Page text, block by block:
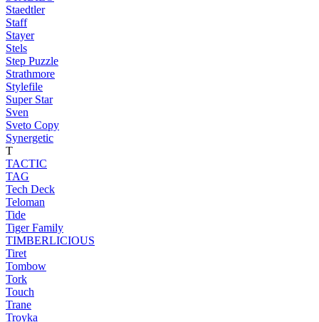
Staedtler
Staff
Stayer
Stels
Step Puzzle
Strathmore
Stylefile
Super Star
Sven
Sveto Copy
Synergetic
T
TACTIC
TAG
Tech Deck
Teloman
Tide
Tiger Family
TIMBERLICIOUS
Tiret
Tombow
Tork
Touch
Trane
Troyka